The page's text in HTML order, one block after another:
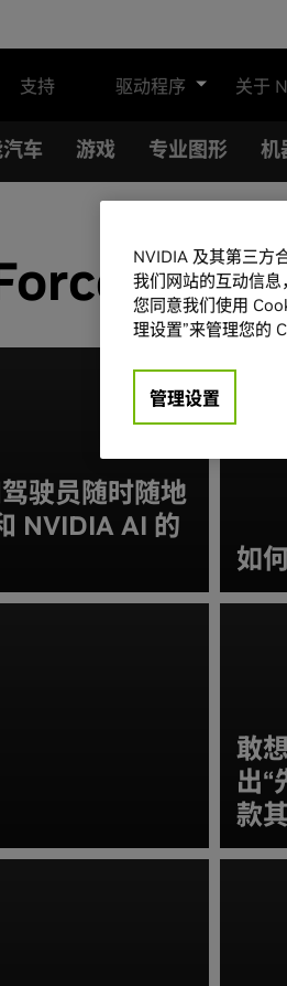
支持 驱动程序 关于
车 游戏 专业图形 机
NOW
驶员随时随地
NVIDIA AI 的
如
敢
出“
款
NVIDIA 及其第三方
我们网站的互动信息
您同意我们使用
理设置”来管理您的
管理设置